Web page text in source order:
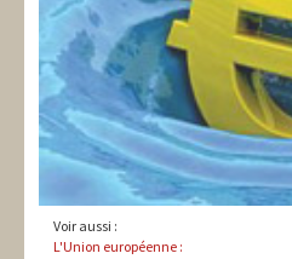
Voir aussi :
L'Union européenne :